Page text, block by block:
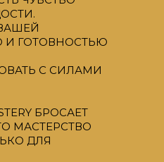
ГОТОВНОСТЬЮ
С СИЛАМИ
БРОСАЕТ
МАСТЕРСТВО
ДЛЯ